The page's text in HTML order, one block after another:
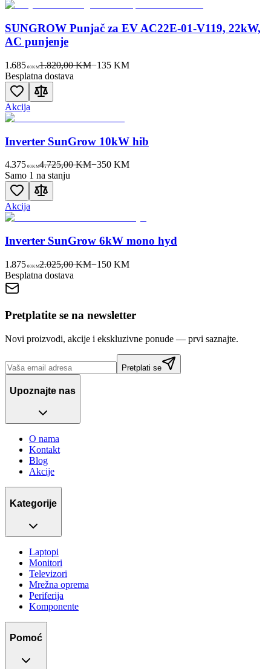
SUNGROW Punjač za EV AC22E-01-V119, 22kW,
AC punjenje
1.685 00KM1.820,00 KM−135KM
Besplatna dostava
Akcija
Inverter SunGrow 10kW hib
4.375 00KM4.725,00 KM−350KM
Samo 1 na stanju
Akcija
Inverter SunGrow 6kW mono hyd
1.875 00KM2.025,00 KM−150KM
Besplatna dostava
Pretplatite se na newsletter
Novi proizvodi, akcije i ekskluzivne ponude — prvi saznajte.
Pretplati se
Upoznajte nas
O nama
Kontakt
Blog
Akcije
Kategorije
Laptopi
Monitori
Televizori
Mrežna oprema
Periferija
Komponente
Pomoć